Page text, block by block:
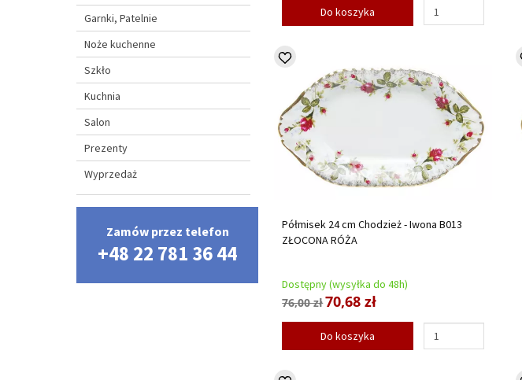
Do koszyka
Półmisek 24 cm Chodzież - Iwona B013
ZŁOCONA RÓŻA
Dostępny (wysyłka do 48h)
76,00 zł70,68 zł
Do koszyka
Garnki, Patelnie
Noże kuchenne
Szkło
Kuchnia
Salon
Prezenty
Wyprzedaż
Zamów przez telefon
+48 22 781 36 44